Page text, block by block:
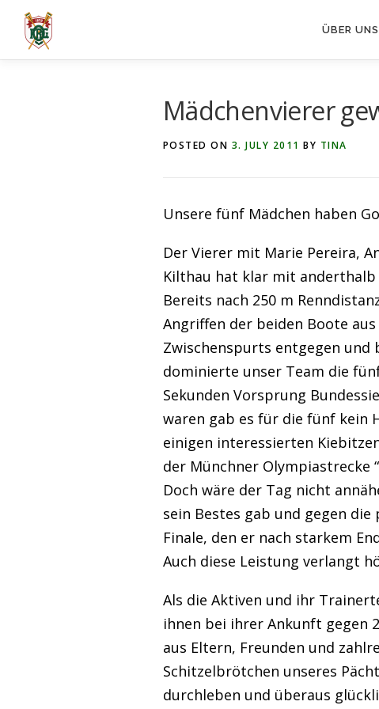
Skip
content
ÜBER UNS
Mädchenvierer
POSTED ON 3. JULY 2011 BY TINA
Unsere fünf Mädchen haben
Der Vierer mit Marie Pereira,
Kilthau hat klar mit anderthalb
Bereits nach 250 m
Angriffen der beiden Boote
Zwischenspurts entgegen und
dominierte unser Team die
Sekunden Vorsprung
waren gab es für die fünf kein
einigen interessierten
der Münchner Olympiastrecke
Doch wäre der Tag nicht
sein Bestes gab und gegen
Finale, den er nach starkem
Auch diese Leistung verlangt
Als die Aktiven und ihr
ihnen bei ihrer Ankunft gegen
aus Eltern, Freunden und
Schitzelbrötchen unseres
durchleben und überaus